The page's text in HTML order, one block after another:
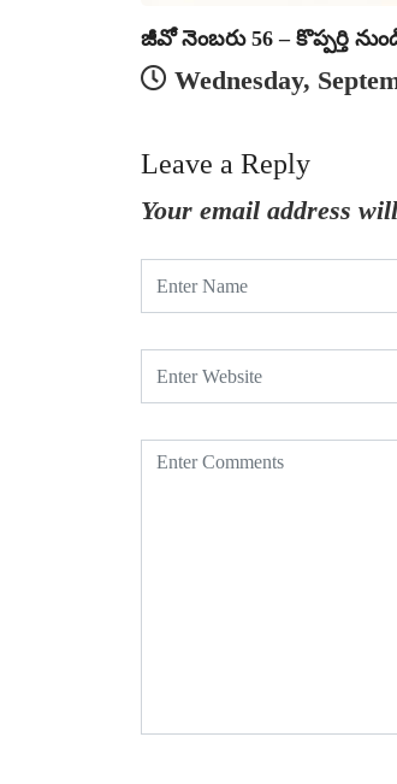
జీవో నెంబరు 56 – కొప్పర్తి
Wednesday,
Leave a Reply
Your email address